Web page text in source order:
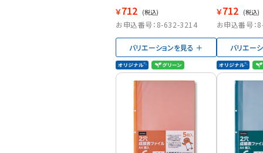
￥712 (税込)
お申込番号：8-632-3214
バリエーションを見る
￥712 (税込)
お申込番号
バリエー